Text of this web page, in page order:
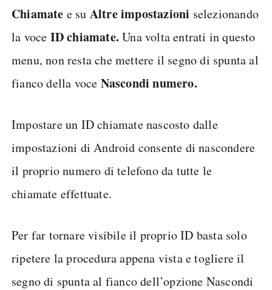
Chiamate e su Altre impostazioni selezionando
la voce ID chiamate. Una volta entrati in questo
menu, non resta che mettere il segno di spunta al
fianco della voce Nascondi numero.
Impostare un ID chiamate nascosto dalle
impostazioni di Android consente di nascondere
il proprio numero di telefono da tutte le
chiamate effettuate.
Per far tornare visibile il proprio ID basta solo
ripetere la procedura appena vista e togliere il
segno di spunta al fianco dell’opzione Nascondi